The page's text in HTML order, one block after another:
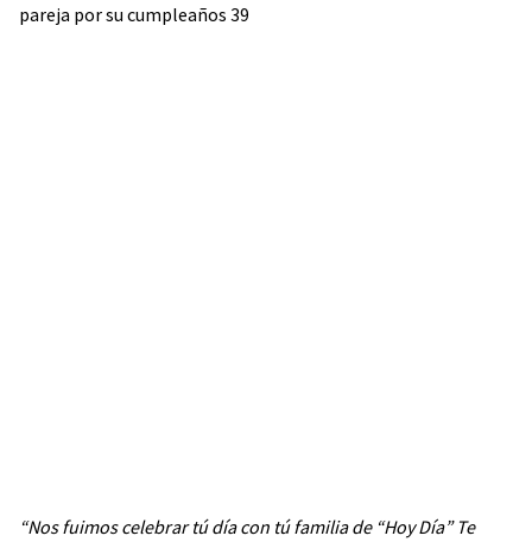
“Nos fuimos celebrar tú día con tú familia de “Hoy Día” Te